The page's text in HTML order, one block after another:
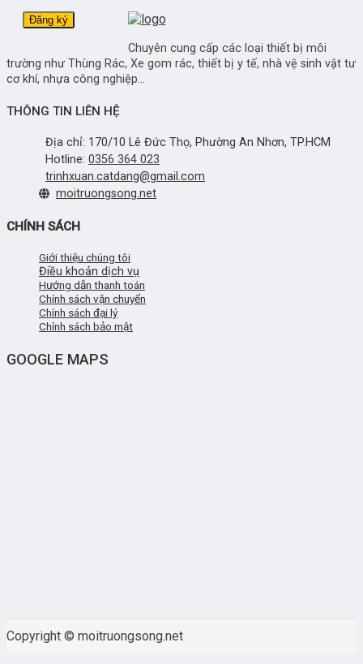
Chuyên cung cấp các loại thiết bị môi
trường như Thùng Rác, Xe gom rác, thiết bị y tế, nhà vệ sinh vật tư
cơ khí, nhựa công nghiệp...
THÔNG TIN LIÊN HỆ
Địa chỉ: 170/10 Lê Đức Thọ, Phường An Nhơn, TP.HCM
Hotline: 0356 364 023
trinhxuan.catdang@gmail.com
moitruongsong.net
CHÍNH SÁCH
Giới thiệu chúng tôi
Điều khoản dịch vụ
Hướng dẫn thanh toán
Chính sách vận chuyển
Chính sách đại lý
Chính sách bảo mật
GOOGLE MAPS
Copyright © moitruongsong.net